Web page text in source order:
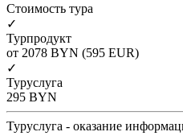
Cтоимость тура
✓
Турпродукт
от 2078 BYN (595 EUR)
✓
Туруслуга
295 BYN
Туруслуга - оказание